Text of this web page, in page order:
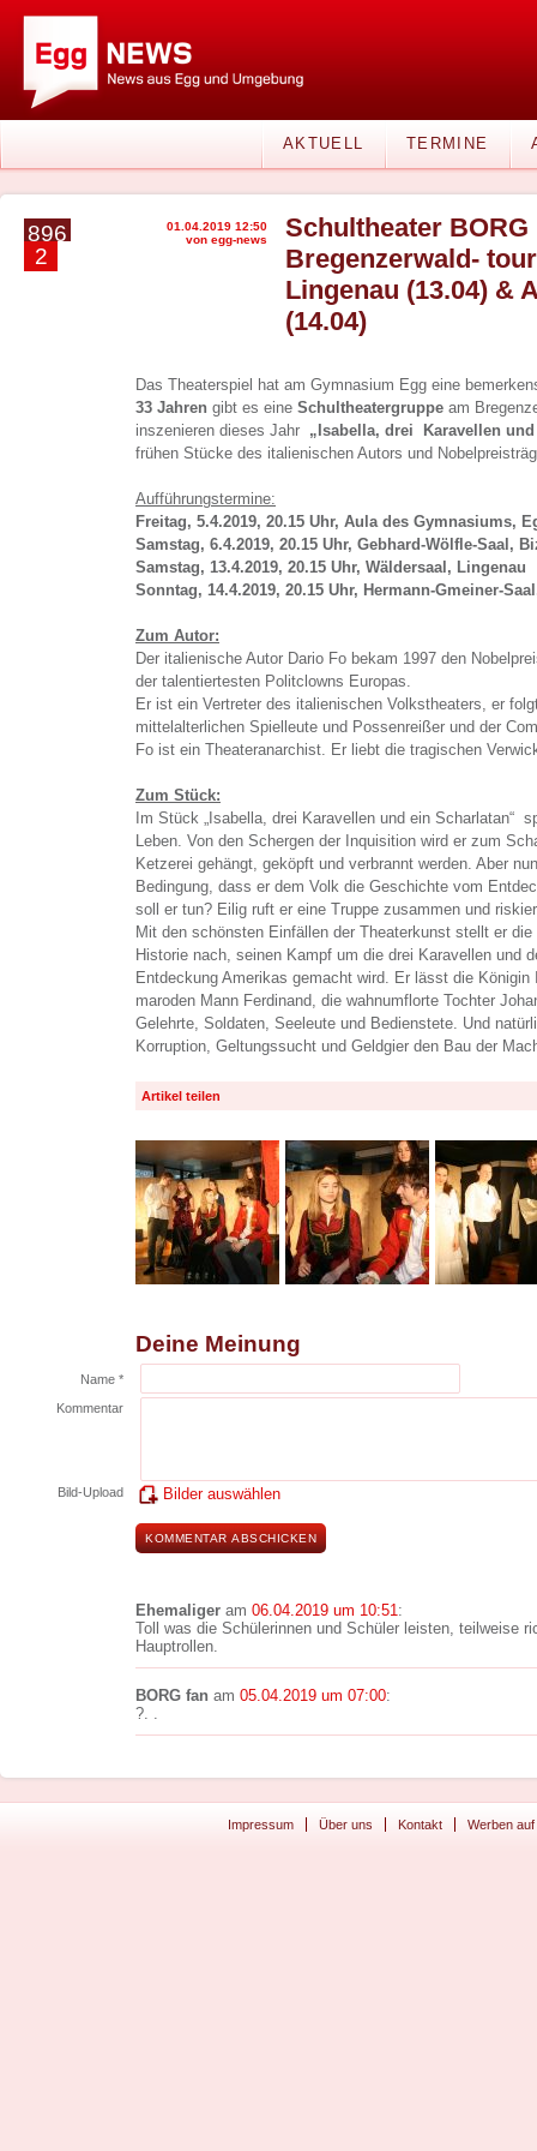
AKTUELL TERMINE
896
2
01.04.2019 12:50
von egg-news
Schultheater BORG
Bregenzerwald-
Lingenau (13.04) &
(14.04)
Das Theaterspiel hat am Gymnasium Egg eine
33 Jahren gibt es eine Schultheatergruppe am
inszenieren dieses Jahr „Isabella, drei Karavellen
frühen Stücke des italienischen Autors und
Aufführungstermine:
Freitag, 5.4.2019, 20.15 Uhr, Aula des Gymnasiums,
Samstag, 6.4.2019, 20.15 Uhr, Gebhard-Wölfle-Saal,
Samstag, 13.4.2019, 20.15 Uhr, Wäldersaal, Lingenau
Sonntag, 14.4.2019, 20.15 Uhr, Hermann-Gmeiner-
Zum Autor:
Der italienische Autor Dario Fo bekam 1997 den
der talentiertesten Politclowns Europas.
Er ist ein Vertreter des italienischen Volkstheaters, er
mittelalterlichen Spielleute und Possenreißer und der
Fo ist ein Theateranarchist. Er liebt die tragischen
Zum Stück:
Im Stück „Isabella, drei Karavellen und ein Scharlatan“
Leben. Von den Schergen der Inquisition wird er zum
Ketzerei gehängt, geköpft und verbrannt werden. Aber
Bedingung, dass er dem Volk die Geschichte vom
soll er tun? Eilig ruft er eine Truppe zusammen und
Mit den schönsten Einfällen der Theaterkunst stellt er
Historie nach, seinen Kampf um die drei Karavellen und
Entdeckung Amerikas gemacht wird. Er lässt die
maroden Mann Ferdinand, die wahnumflorte Tochter
Gelehrte, Soldaten, Seeleute und Bedienstete. Und
Korruption, Geltungssucht und Geldgier den Bau der
Artikel teilen
Deine Meinung
Name *
Kommentar
Bild-Upload Bilder auswählen
Ehemaliger am 06.04.2019 um 10:51:
Toll was die Schülerinnen und Schüler leisten, teilweise
Hauptrollen.
BORG fan am 05.04.2019 um 07:00:
?. .
Impressum Über uns Kontakt Werben